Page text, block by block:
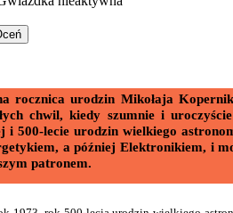
rocznica urodzin Mikołaja
chwil, kiedy szumnie i
i 500-lecie urodzin wielkiego
a później Elektronikiem, i
patronem.